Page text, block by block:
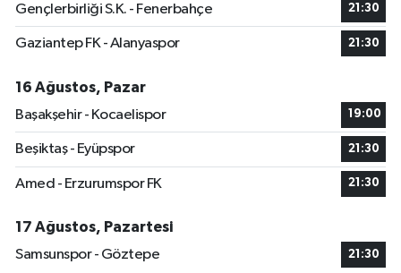
Gençlerbirliği S.K. - Fenerbahçe 21:30
Gaziantep FK - Alanyaspor 21:30
16 Ağustos, Pazar
Başakşehir - Kocaelispor
19:00
Beşiktaş - Eyüpspor 21:30
Amed - Erzurumspor FK 21:30
17 Ağustos, Pazartesi
Samsunspor - Göztepe
21:30